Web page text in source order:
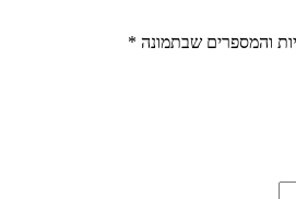
והמספרים שבתמונה *